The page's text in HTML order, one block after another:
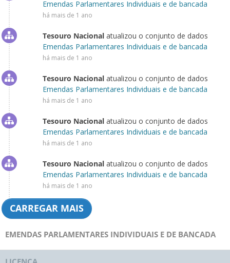
Emendas Parlamentares Individuais e de bancada
há mais de 1 ano
Tesouro Nacional atualizou o conjunto de dados
Emendas Parlamentares Individuais e de bancada
há mais de 1 ano
Tesouro Nacional atualizou o conjunto de dados
Emendas Parlamentares Individuais e de bancada
há mais de 1 ano
Tesouro Nacional atualizou o conjunto de dados
Emendas Parlamentares Individuais e de bancada
há mais de 1 ano
Tesouro Nacional atualizou o conjunto de dados
Emendas Parlamentares Individuais e de bancada
há mais de 1 ano
CARREGAR MAIS
EMENDAS PARLAMENTARES INDIVIDUAIS E DE BANCADA